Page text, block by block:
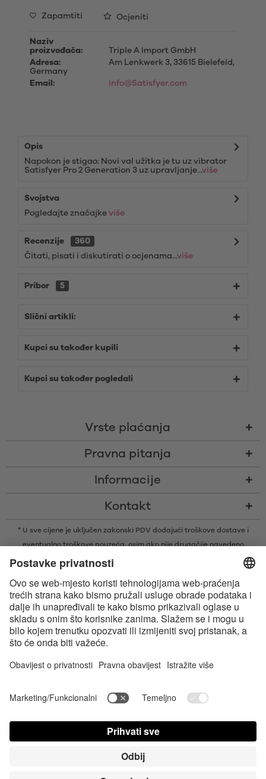
Zapamtiti Ocjeniti
Naziv
proizvođača:
Triple A Import GmbH
Adresa:
Am Lenkwerk 3, 33615 Bielefeld,
Germany
Email:
info@Satisfyer.com
Opis
Napokon je stigao: Novi val užitka je tu uz vibrator
Satisfyer Pro 2 Generation 3 uz upravljanje...više
Svojstva
Pogledajte značajke više
Recenzije
360
Čitati, pisati i diskutirati o ocjenama...više
Pribor 5
Slični artikli:
Kupci su također kupili
Kupci su također pogledali
Vrste plaćanja
Pravna pitanja
Informacije
Kontakt
* U sve cijene je uključen zakonski PDV dodajući troškove dostavei
eventualno troškove pouzeća, osim ako nije drugačije navedeno
* Bluetooth® slovni znak i logotipi su registrirani žigovi u vlasništvu tvrtke
Satisfyer GmbH je pod licencom.
Apple, logotip tvrtke Apple i Apple Watch su žigovi tvrtke Apple Inc.
Google Play i logotip Google Play zaštitni su znakovi tvrtke Google LLC.
Contact us today